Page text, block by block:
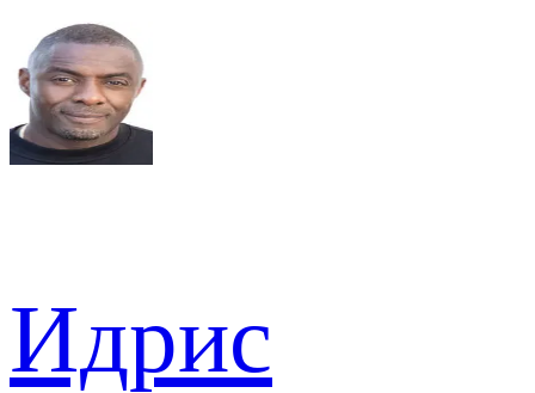
Идрис